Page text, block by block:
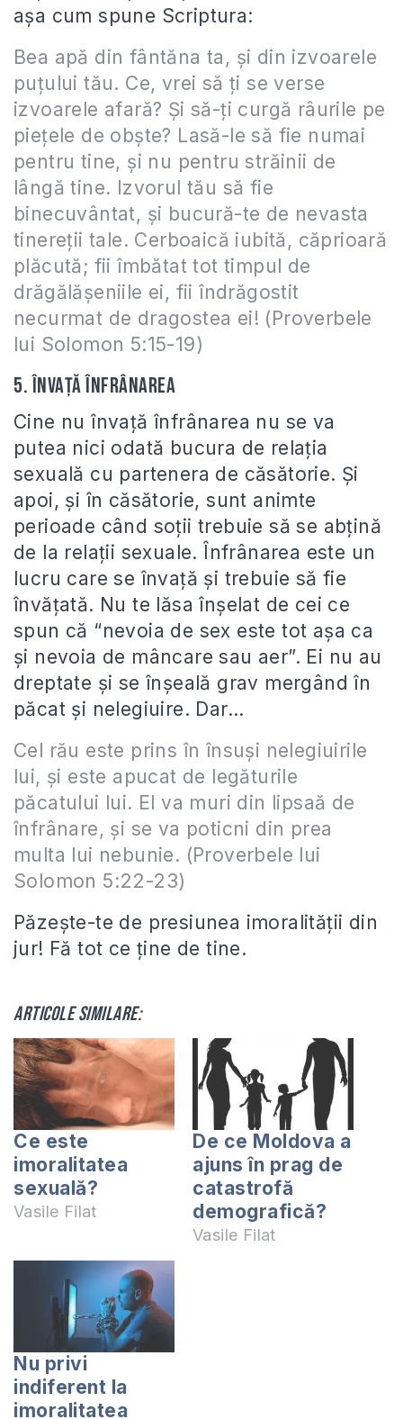
aşa cum spune Scriptura:
Bea apă din fântăna ta, şi din izvoarele
puţului tău. Ce, vrei să ţi se verse
izvoarele afară? Şi să-ţi curgă râurile pe
pieţele de obşte? Lasă-le să fie numai
pentru tine, şi nu pentru străinii de
lângă tine. Izvorul tău să fie
binecuvântat, şi bucură-te de nevasta
tinereţii tale. Cerboaică iubită, căprioară
plăcută; fii îmbătat tot timpul de
drăgălăşeniile ei, fii îndrăgostit
necurmat de dragostea ei! (Proverbele
lui Solomon 5:15-19)
5. Învaţă înfrânarea
Cine nu învaţă înfrânarea nu se va
putea nici odată bucura de relaţia
sexuală cu partenera de căsătorie. Şi
apoi, şi în căsătorie, sunt animte
perioade când soţii trebuie să se abţină
de la relaţii sexuale. Înfrânarea este un
lucru care se învaţă şi trebuie să fie
învăţată. Nu te lăsa înşelat de cei ce
spun că “nevoia de sex este tot aşa ca
şi nevoia de mâncare sau aer”. Ei nu au
dreptate şi se înşeală grav mergând în
păcat şi nelegiuire. Dar…
Cel rău este prins în însuşi nelegiuirile
lui, şi este apucat de legăturile
păcatului lui. El va muri din lipsaă de
înfrânare, şi se va poticni din prea
multa lui nebunie. (Proverbele lui
Solomon 5:22-23)
Păzeşte-te de presiunea imoralităţii din
jur! Fă tot ce ţine de tine.
Articole similare:
Ce este
imoralitatea
sexuală?
Vasile Filat
De ce Moldova a
ajuns în prag de
catastrofă
demografică?
Vasile Filat
Nu privi
indiferent la
imoralitatea